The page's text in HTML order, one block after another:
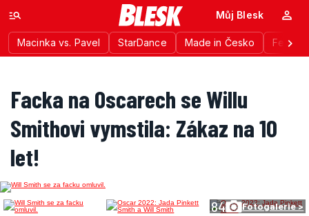
Macinka vs. Pavel StarDance Made in Česko
Můj Blesk
Facka na Oscarech se Willu
Smithovi vymstila: Zákaz na 10
let!
84 Fotogalerie >